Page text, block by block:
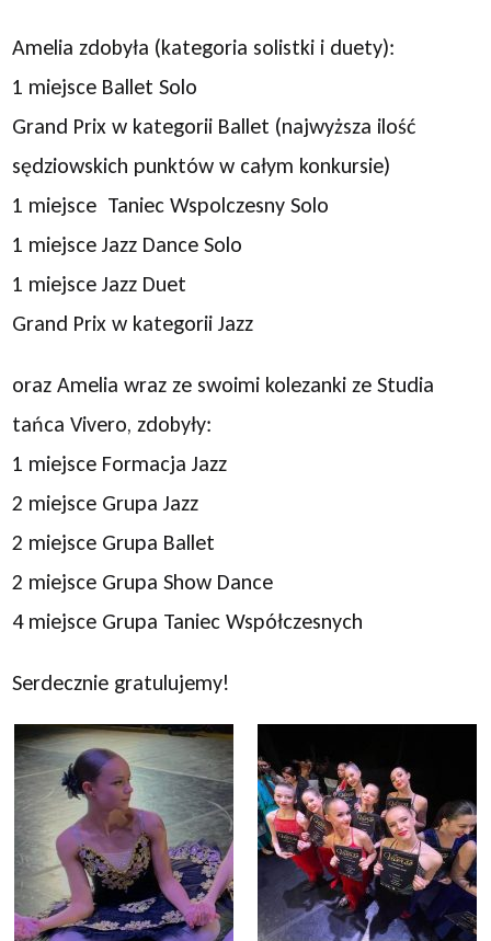
Amelia zdobyła (kategoria solistki i duety):
1 miejsce Ballet Solo
Grand Prix w kategorii Ballet (najwyższa ilość
sędziowskich punktów w całym konkursie)
1 miejsce Taniec Wspolczesny Solo
1 miejsce Jazz Dance Solo
1 miejsce Jazz Duet
Grand Prix w kategorii Jazz
oraz Amelia wraz ze swoimi kolezanki ze Studia
tańca Vivero, zdobyły:
1 miejsce Formacja Jazz
2 miejsce Grupa Jazz
2 miejsce Grupa Ballet
2 miejsce Grupa Show Dance
4 miejsce Grupa Taniec Współczesnych
Serdecznie gratulujemy!